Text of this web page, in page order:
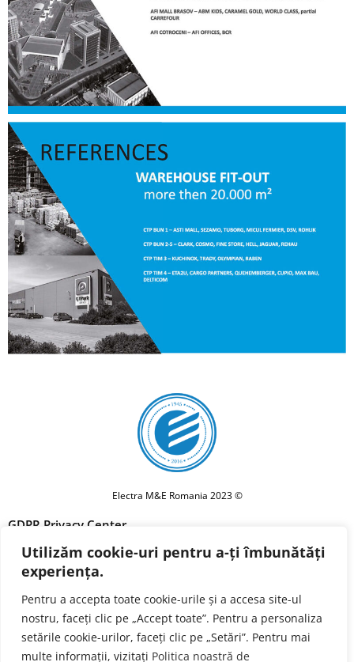
Utilizăm cookie-uri pentru a-ți îmbunătăți
experiența.
Pentru a accepta toate cookie-urile și a accesa site-ul
nostru, faceți clic pe „Accept toate”. Pentru a personaliza
setările cookie-urilor, faceți clic pe „Setări”. Pentru mai
multe informații, vizitați Politica noastră de
Electra M&E Romania 2023 ©
GDPR Privacy Center
Privacy policy
Cookie Policy
Terms and conditions
Forget Me